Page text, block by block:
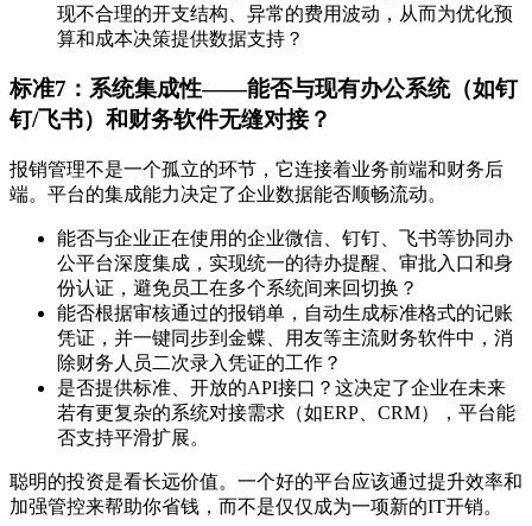
现不合理的开支结构、异常的费用波动，从而为优化预
算和成本决策提供数据支持？
标准7：系统集成性——能否与现有办公系统（如钉
钉/飞书）和财务软件无缝对接？
报销管理不是一个孤立的环节，它连接着业务前端和财务后
端。平台的集成能力决定了企业数据能否顺畅流动。
能否与企业正在使用的企业微信、钉钉、飞书等协同办
公平台深度集成，实现统一的待办提醒、审批入口和身
份认证，避免员工在多个系统间来回切换？
能否根据审核通过的报销单，自动生成标准格式的记账
凭证，并一键同步到金蝶、用友等主流财务软件中，消
除财务人员二次录入凭证的工作？
是否提供标准、开放的API接口？这决定了企业在未来
若有更复杂的系统对接需求（如ERP、CRM），平台能
否支持平滑扩展。
聪明的投资是看长远价值。一个好的平台应该通过提升效率和
加强管控来帮助你省钱，而不是仅仅成为一项新的IT开销。